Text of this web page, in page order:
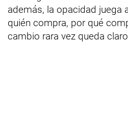
además, la opacidad juega
quién compra, por qué
cambio rara vez queda